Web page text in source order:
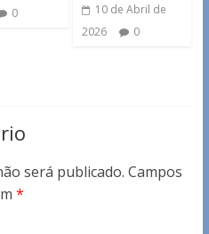
0
10 de Abril de
2026
0
será publicado. Campos
*